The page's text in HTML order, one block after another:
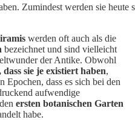
Zumindest werden sie heute
werden oft auch als die
bezeichnet und sind vielleicht
der Antike. Obwohl
dass sie je existiert haben,
Epochen, dass es sich bei den
aufwendige
ersten botanischen Garten
habe.